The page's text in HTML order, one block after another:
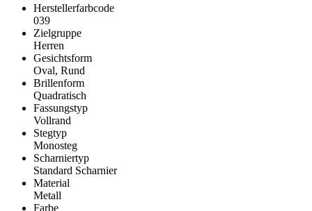
Herstellerfarbcode
039
Zielgruppe
Herren
Gesichtsform
Oval, Rund
Brillenform
Quadratisch
Fassungstyp
Vollrand
Stegtyp
Monosteg
Scharniertyp
Standard Scharnier
Material
Metall
Farbe